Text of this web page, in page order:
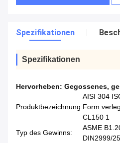
Spezifikationen
Spezifikationen
Hervorheben: Gegossenes,
Produktbezeichnung:
AISI 304
Form
CL150 1
Typ des Gewinns:
ASME
DIN2999/